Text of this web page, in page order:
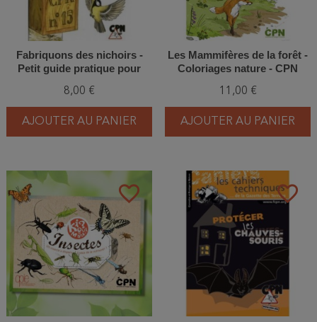
Fabriquons des nichoirs -
Petit guide pratique pour
8,00 €
AJOUTER AU PANIER
Les Mammifères de la forêt -
Coloriages nature - CPN
11,00 €
AJOUTER AU PANIER
favorite_border favorite_border